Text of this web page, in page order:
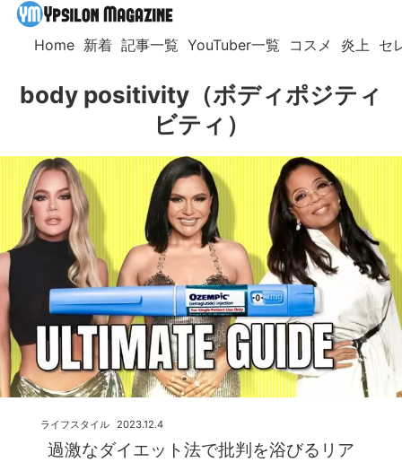
Home 新着 記事一覧 YouTuber一覧 コスメ 炎上 セ
body positivity（ボディポジティ
ビティ）
過激なダイエット法で批判を浴びるリア
2023.12.4
ライフスタイル